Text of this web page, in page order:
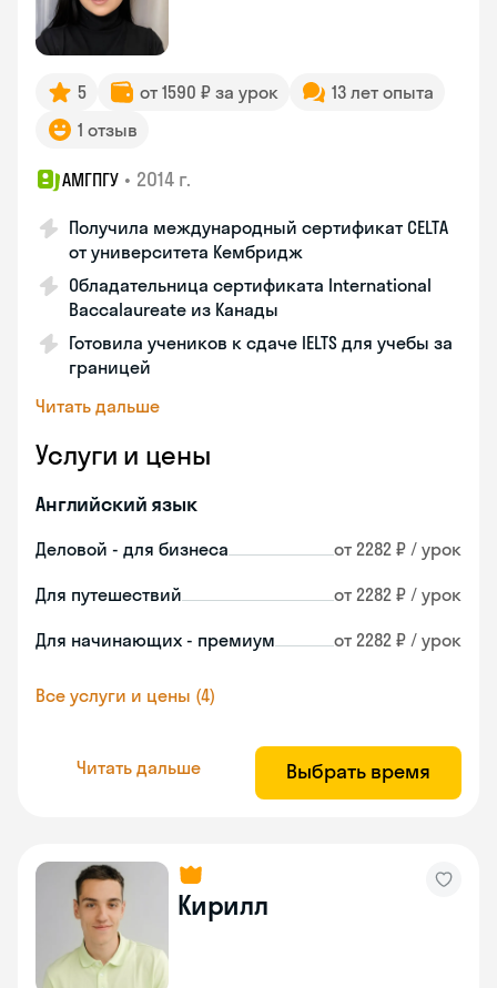
5 от 1590 ₽ за урок
13 лет опыта
1 отзыв
АМГПГУ • 2014 г.
Получила международный сертификат CELTA
от университета Кембридж
Обладательница сертификата International
Baccalaureate из Канады
Готовила учеников к сдаче IELTS для учебы за
границей
Читать дальше
Услуги и цены
Английский язык
Деловой - для бизнеса от 2282 ₽ / урок
Для путешествий от 2282 ₽ / урок
Для начинающих - премиум от 2282 ₽ / урок
Все услуги и цены (4)
Читать дальше Выбрать время
Кирилл